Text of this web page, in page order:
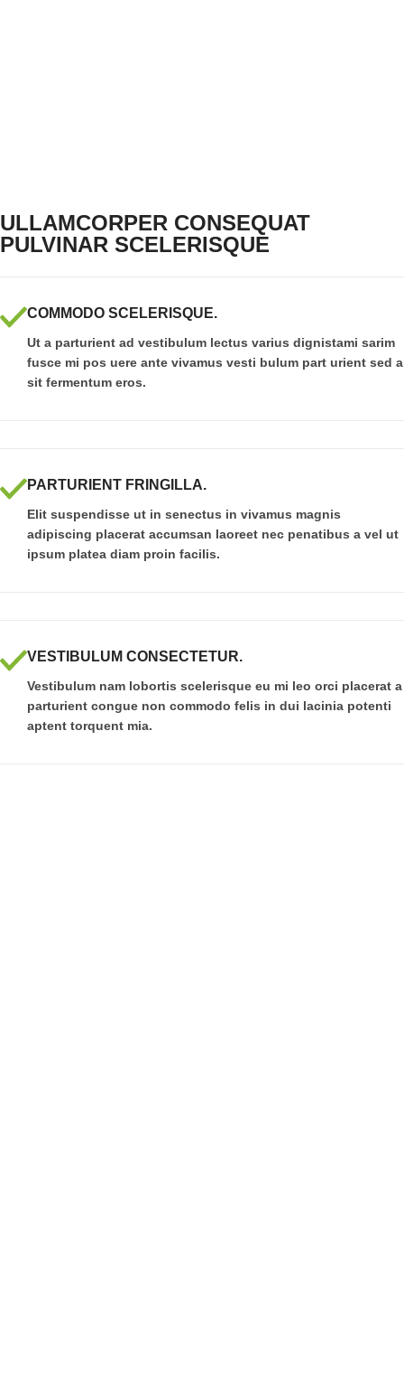
ULLAMCORPER CONSEQUAT
PULVINAR SCELERISQUE
COMMODO SCELERISQUE.
Ut a parturient ad vestibulum lectus varius dignistami sarim
fusce mi pos uere ante vivamus vesti bulum part urient sed a
sit fermentum eros.
PARTURIENT FRINGILLA.
Elit suspendisse ut in senectus in vivamus magnis
adipiscing placerat accumsan laoreet nec penatibus a vel ut
ipsum platea diam proin facilis.
VESTIBULUM CONSECTETUR.
Vestibulum nam lobortis scelerisque eu mi leo orci placerat a
parturient congue non commodo felis in dui lacinia potenti
aptent torquent mia.